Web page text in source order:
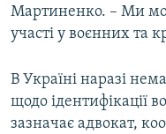
Мартиненко. – Ми
участі у воєнних та
В Україні наразі
щодо ідентифікації
зазначає адвокат,